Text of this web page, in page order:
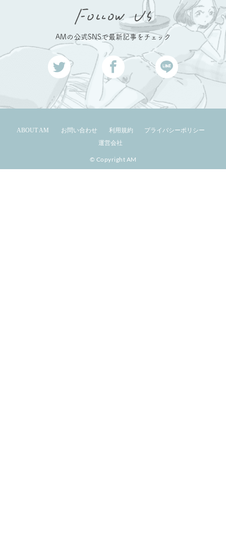
AMの公式SNSで最新記事をチェック
ABOUT AM お問い合わせ 利用規約
プライバシーポリシー
運営会社
© Copyright AM